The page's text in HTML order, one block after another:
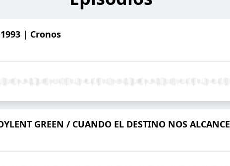
| Cronos
GREEN / CUANDO EL DESTINO NOS ALCANCE